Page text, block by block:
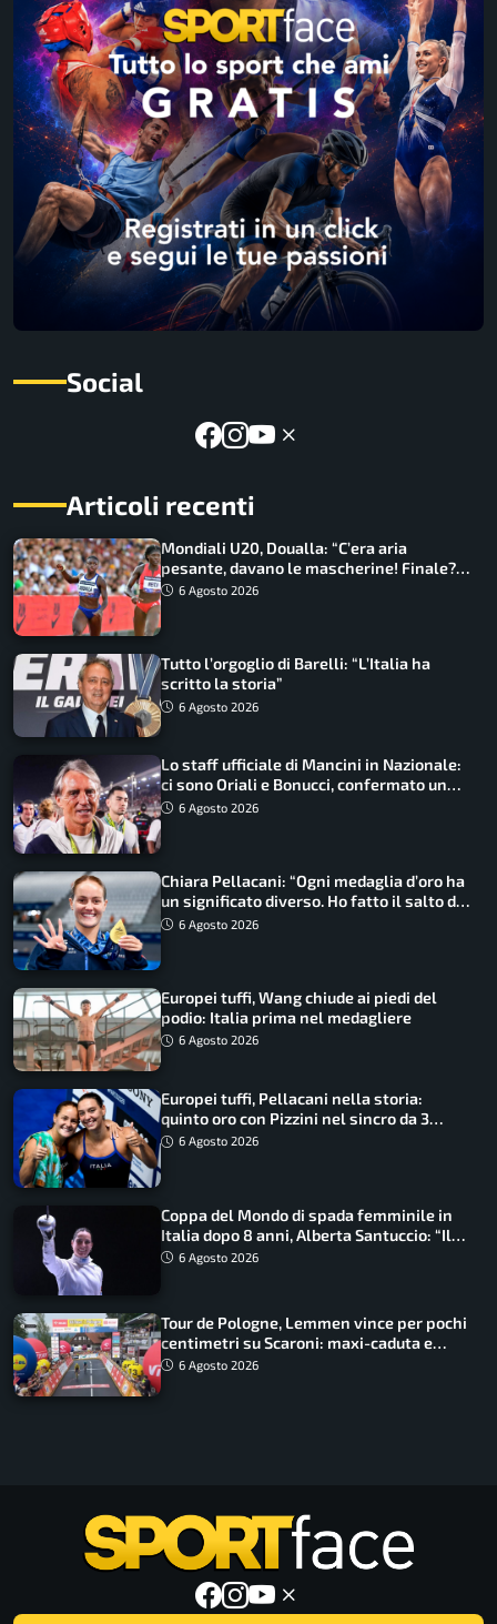
Social
Articoli recenti
Mondiali U20, Doualla: “C’era aria
pesante, davano le mascherine! Finale?
Non ho nulla da perdere”
6 Agosto 2026
Tutto l’orgoglio di Barelli: “L’Italia ha
scritto la storia”
6 Agosto 2026
Lo staff ufficiale di Mancini in Nazionale:
ci sono Oriali e Bonucci, confermato un
ritorno
6 Agosto 2026
Chiara Pellacani: “Ogni medaglia d’oro ha
un significato diverso. Ho fatto il salto di
qualità”
6 Agosto 2026
Europei tuffi, Wang chiude ai piedi del
podio: Italia prima nel medagliere
6 Agosto 2026
Europei tuffi, Pellacani nella storia:
quinto oro con Pizzini nel sincro da 3
metri
6 Agosto 2026
Coppa del Mondo di spada femminile in
Italia dopo 8 anni, Alberta Santuccio: “Il
lavoro dà sempre i suoi frutti”
6 Agosto 2026
Tour de Pologne, Lemmen vince per pochi
centimetri su Scaroni: maxi-caduta e
tappa accorciata
6 Agosto 2026